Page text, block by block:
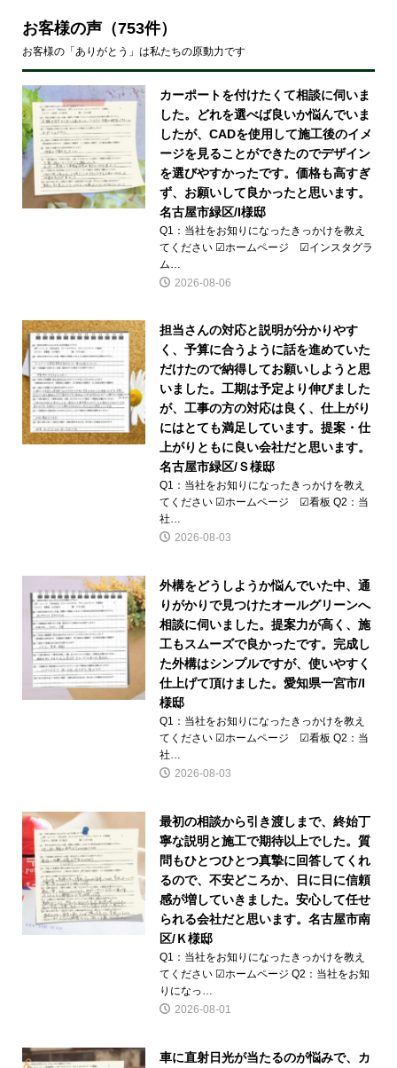
お客様の声（753件）
お客様の「ありがとう」は私たちの原動力です
カーポートを付けたくて相談に伺いま
した。どれを選べば良いか悩んでいま
したが、CADを使用して施工後のイメ
ージを見ることができたのでデザイン
を選びやすかったです。価格も高すぎ
ず、お願いして良かったと思います。
名古屋市緑区/I様邸
Q1：当社をお知りになったきっかけを教え
てください ☑ホームページ ☑インスタグラ
ム…
2026-08-06
担当さんの対応と説明が分かりやす
く、予算に合うように話を進めていた
だけたので納得してお願いしようと思
いました。工期は予定より伸びました
が、工事の方の対応は良く、仕上がり
にはとても満足しています。提案・仕
上がりともに良い会社だと思います。
名古屋市緑区/Ｓ様邸
Q1：当社をお知りになったきっかけを教え
てください ☑ホームページ ☑看板 Q2：当
社…
2026-08-03
外構をどうしようか悩んでいた中、通
りがかりで見つけたオールグリーンへ
相談に伺いました。提案力が高く、施
工もスムーズで良かったです。完成し
た外構はシンプルですが、使いやすく
仕上げて頂けました。愛知県一宮市/I
様邸
Q1：当社をお知りになったきっかけを教え
てください ☑ホームページ ☑看板 Q2：当
社…
2026-08-03
最初の相談から引き渡しまで、終始丁
寧な説明と施工で期待以上でした。質
問もひとつひとつ真摯に回答してくれ
るので、不安どころか、日に日に信頼
感が増していきました。安心して任せ
られる会社だと思います。名古屋市南
区/Ｋ様邸
Q1：当社をお知りになったきっかけを教え
てください ☑ホームページ Q2：当社をお知
りになっ…
2026-08-01
車に直射日光が当たるのが悩みで、カ